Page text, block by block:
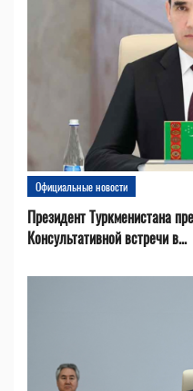
Официальные новости
Президент Туркменистана
Консультативной встречи в...